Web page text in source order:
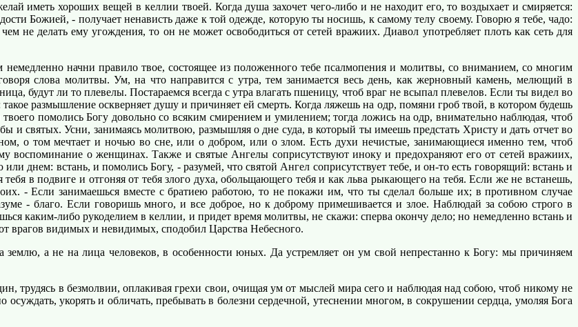
иметь хороших вещей в келлии твоей. Когда душа захочет чего-либо и не находит его, то воздыхает и смиряется:
Божией, - получает ненависть даже к той одежде, которую ты носишь, к самому телу своему. Говорю я тебе, чадо:
не делать ему угождения, то он не может освободиться от сетей вражиих. Диавол употребляет плоть как сеть для
начни правило твое, состоящее из положенного тебе псалмопения и молитвы, со вниманием, со многим
слова молитвы. Ум, на что направится с утра, тем занимается весь день, как жерновный камень, мелющий в
будут ли то плевелы. Постараемся всегда с утра влагать пшеницу, чтоб враг не всыпал плевелов. Если ты видел во
размышление оскверняет душу и причиняет ей смерть. Когда ляжешь на одр, помяни гроб твой, в котором будешь
помолись Богу довольно со всяким смирением и умилением; тогда ложись на одр, внимательно наблюдая, чтоб
и святых. Усни, занимаясь молитвою, размышляя о дне суда, в который ты имеешь предстать Христу и дать отчет во
о том мечтает и ночью во сне, или о добром, или о злом. Есть духи нечистые, занимающиеся именно тем, чтоб
воспоминание о женщинах. Также и святые Ангелы соприсутствуют иноку и предохраняют его от сетей вражиих,
днем: встань, и помолись Богу, - разумей, что святой Ангел соприсутствует тебе, и он-то есть говорящий: встань и
в подвиге и отгоняя от тебя злого духа, обольщающего тебя и как льва рыкающего на тебя. Если же не встанешь,
- Если занимаешься вместе с братиею работою, то не покажи им, что ты сделал больше их; в противном случае
- благо. Если говоришь много, и все доброе, но к доброму примешивается и злое. Наблюдай за собою строго в
каким-либо рукоделием в келлии, и придет время молитвы, не скажи: сперва окончу дело; но немедленно встань и
врагов видимых и невидимых, сподобил Царства Небесного.
а не на лица человеков, в особенности юных. Да устремляет он ум свой непрестанно к Богу: мы причиняем
трудясь в безмолвии, оплакивая грехи свои, очищая ум от мыслей мира сего и наблюдая над собою, чтоб никому не
осуждать, укорять и обличать, пребывать в болезни сердечной, утеснении многом, в сокрушении сердца, умоляя Бога